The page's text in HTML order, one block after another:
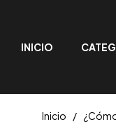
INICIO
Inicio /